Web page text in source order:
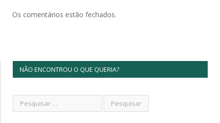
Os comentários estão fechados.
NÃO ENCONTROU O QUE QUERIA?